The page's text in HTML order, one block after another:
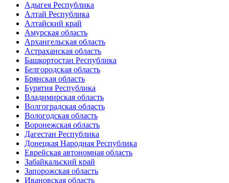
Адыгея Республика
Алтай Республика
Алтайский край
Амурская область
Архангельская область
Астраханская область
Башкортостан Республика
Белгородская область
Брянская область
Бурятия Республика
Владимирская область
Волгоградская область
Вологодская область
Воронежская область
Дагестан Республика
Донецкая Народная Республика
Еврейская автономная область
Забайкальский край
Запорожская область
Ивановская область